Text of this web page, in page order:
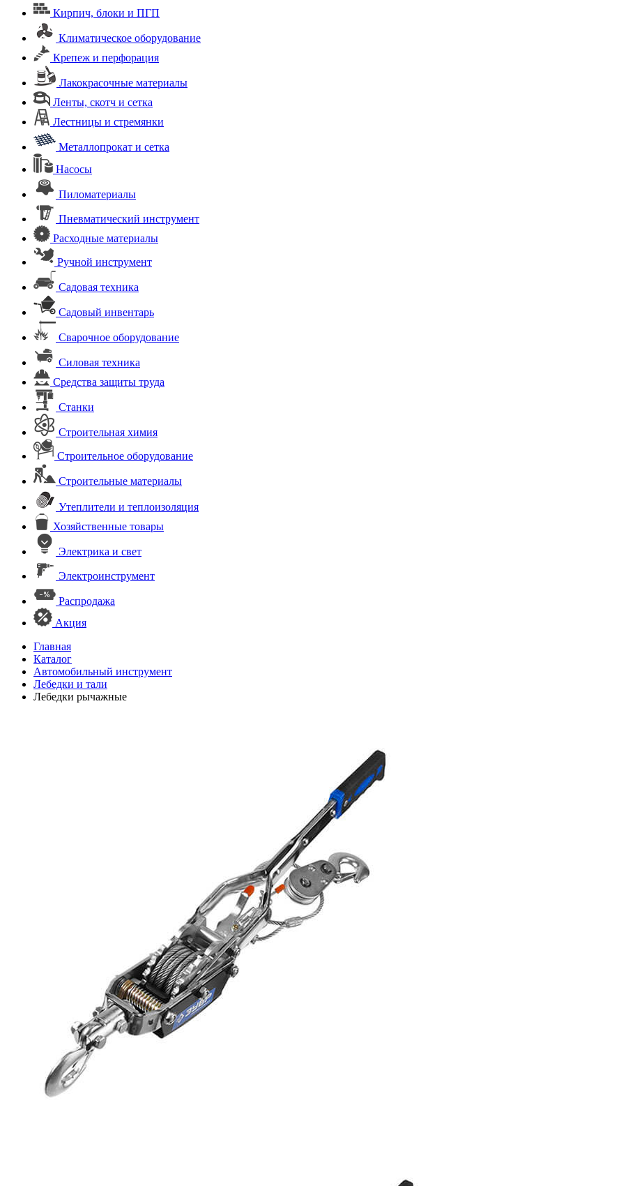
Кирпич, блоки и ПГП
Климатическое оборудование
Крепеж и перфорация
Лакокрасочные материалы
Ленты, скотч и сетка
Лестницы и стремянки
Металлопрокат и сетка
Насосы
Пиломатериалы
Пневматический инструмент
Расходные материалы
Ручной инструмент
Садовая техника
Садовый инвентарь
Сварочное оборудование
Силовая техника
Средства защиты труда
Станки
Строительная химия
Строительное оборудование
Строительные материалы
Утеплители и теплоизоляция
Хозяйственные товары
Электрика и свет
Электроинструмент
Распродажа
Акция
Главная
Каталог
Автомобильный инструмент
Лебедки и тали
Лебедки рычажные